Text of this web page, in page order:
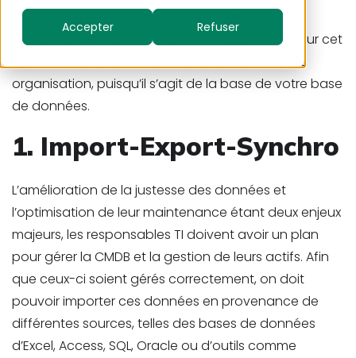
Accepter Refuser
Voici un aperçu des questions qui amènent les
gestionnaires TI à se pencher périodiquement sur cet
exercice complexe mais si important pour toute
organisation, puisqu’il s’agit de la base de votre base
de données.
1. Import-Export-Synchro
L’amélioration de la justesse des données et
l’optimisation de leur maintenance étant deux enjeux
majeurs, les responsables TI doivent avoir un plan
pour gérer la CMDB et la gestion de leurs actifs. Afin
que ceux-ci soient gérés correctement, on doit
pouvoir importer ces données en provenance de
différentes sources, telles des bases de données
d’Excel, Access, SQL, Oracle ou d’outils comme